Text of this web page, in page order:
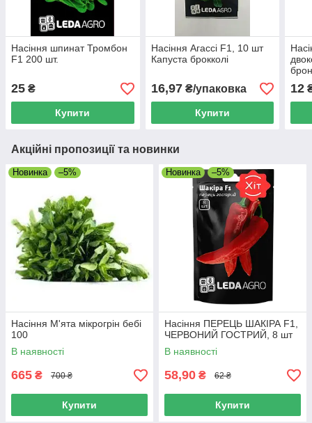
Насіння шпинат Тромбон
F1 200 шт.
25 ₴
Купити
Насіння Агассі F1, 10 шт
Капуста брокколі
16,97₴/упаковка
Купити
12
Акційні пропозиції та новинки
Новинка –5%
Насіння М'ята мікрогрін бебі
100
В наявності
665 ₴ 700 ₴
Купити
Новинка –5%
Насіння ПЕРЕЦЬ ШАКІРА F1,
ЧЕРВОНИЙ ГОСТРИЙ, 8 шт
В наявності
58,90 ₴ 62 ₴
Купити